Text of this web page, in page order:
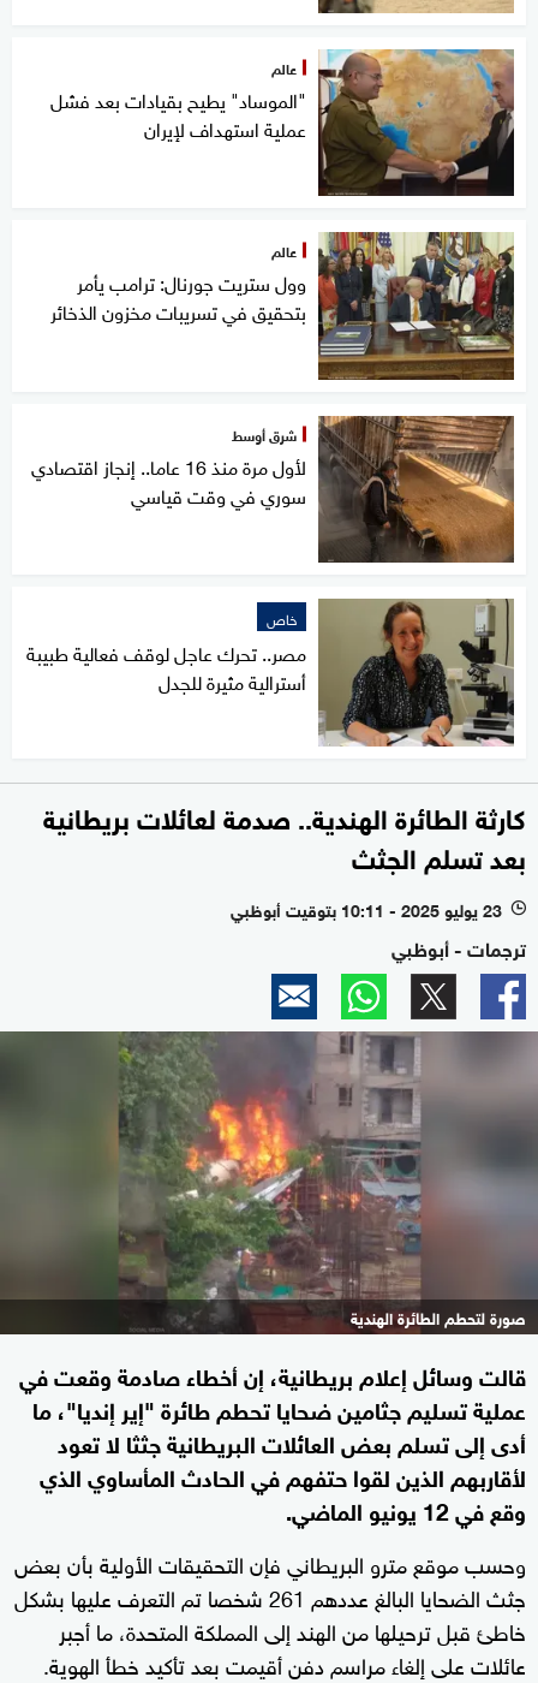
عالم
"الموساد" يطيح بقيادات بعد فشل
عملية استهداف لإيران
عالم
وول ستريت جورنال: ترامب يأمر
بتحقيق في تسريبات مخزون الذخائر
شرق أوسط
لأول مرة منذ 16 عاما.. إنجاز اقتصادي
سوري في وقت قياسي
خاص
مصر.. تحرك عاجل لوقف فعالية طبيبة
أسترالية مثيرة للجدل
كارثة الطائرة الهندية.. صدمة لعائلات بريطانية
بعد تسلم الجثث
l 23 يوليو 2025 - 10:11 بتوقيت أبوظبي
ترجمات - أبوظبي
صورة لتحطم الطائرة الهندية
قالت وسائل إعلام بريطانية، إن أخطاء صادمة وقعت في
عملية تسليم جثامين ضحايا تحطم طائرة "إير إنديا"، ما
أدى إلى تسلم بعض العائلات البريطانية جثثا لا تعود
لأقاربهم الذين لقوا حتفهم في الحادث المأساوي الذي
وقع في 12 يونيو الماضي.
وحسب موقع مترو البريطاني فإن التحقيقات الأولية بأن بعض
جثث الضحايا البالغ عددهم 261 شخصا تم التعرف عليها بشكل
خاطئ قبل ترحيلها من الهند إلى المملكة المتحدة، ما أجبر
عائلات على إلغاء مراسم دفن أقيمت بعد تأكيد خطأ الهوية.